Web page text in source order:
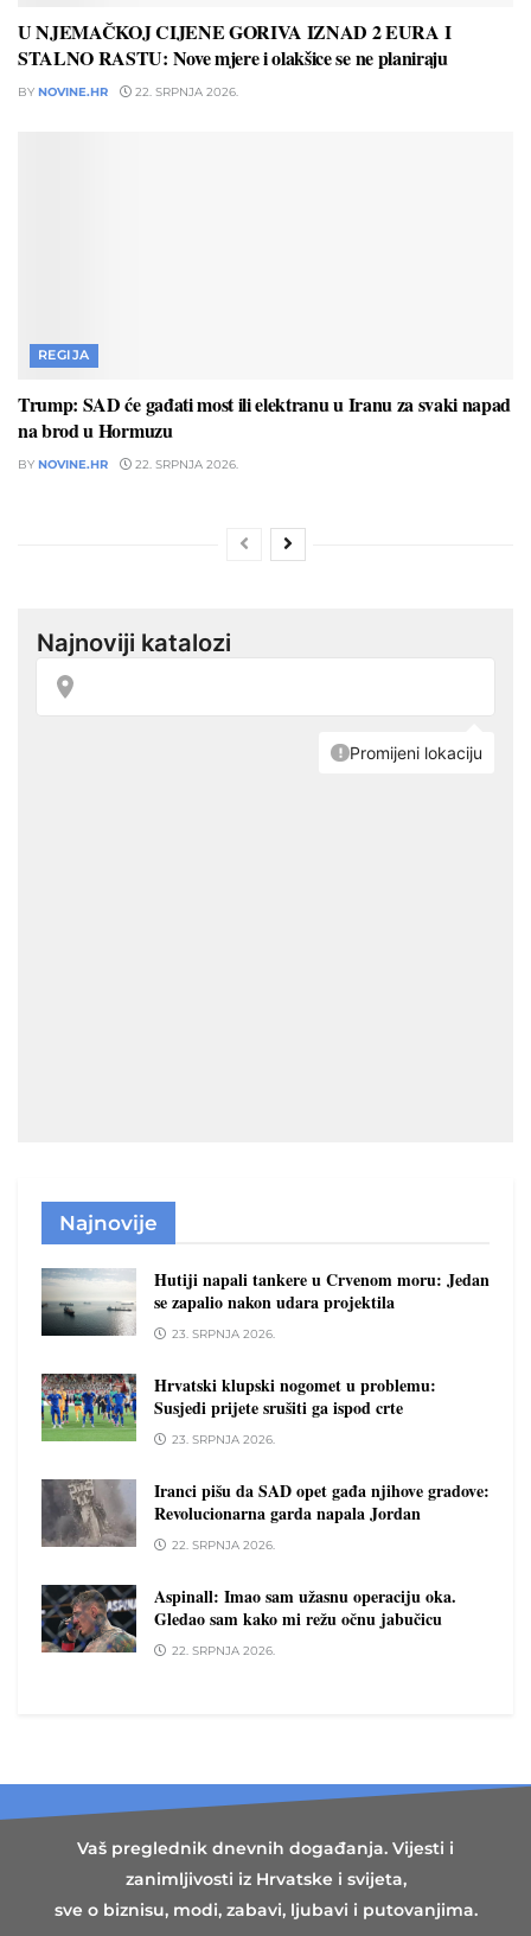
U NJEMAČKOJ CIJENE GORIVA IZNAD 2 EURA I
STALNO RASTU: Nove mjere i olakšice se ne planiraju
BY NOVINE.HR 22. SRPNJA 2026.
REGIJA
Trump: SAD će gađati most ili elektranu u Iranu za svaki napad
na brod u Hormuzu
BY NOVINE.HR 22. SRPNJA 2026.
Najnovije
Hutiji napali tankere u Crvenom moru: Jedan
se zapalio nakon udara projektila
23. SRPNJA 2026.
Hrvatski klupski nogomet u problemu:
Susjedi prijete srušiti ga ispod crte
23. SRPNJA 2026.
Iranci pišu da SAD opet gađa njihove gradove:
Revolucionarna garda napala Jordan
22. SRPNJA 2026.
Aspinall: Imao sam užasnu operaciju oka.
Gledao sam kako mi režu očnu jabučicu
22. SRPNJA 2026.
Vaš preglednik dnevnih događanja. Vijesti i
zanimljivosti iz Hrvatske i svijeta,
sve o biznisu, modi, zabavi, ljubavi i putovanjima.